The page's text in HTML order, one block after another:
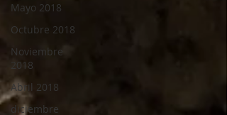
Mayo 2018
Octubre 2018
Noviembre
2018
Abril 2018
diciembre